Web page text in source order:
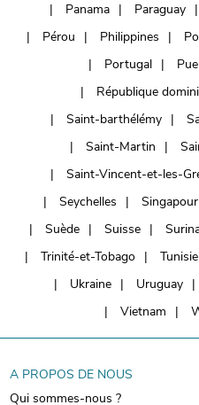
Panama
Paraguay
Pérou
Philippines
Portugal
République
Saint-barthélémy
Saint-Martin
Saint-Vincent-et-les-
Seychelles
Singapour
Suède
Suisse
Trinité-et-Tobago
Tunisie
Ukraine
Uruguay
Vietnam
A PROPOS DE NOUS
Qui sommes-nous ?